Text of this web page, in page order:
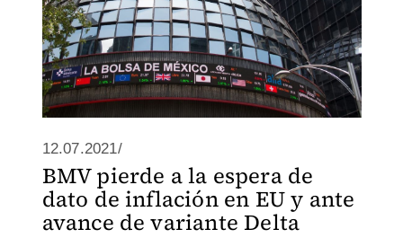
12.07.2021/
BMV pierde a la espera de
dato de inflación en EU y ante
avance de variante Delta